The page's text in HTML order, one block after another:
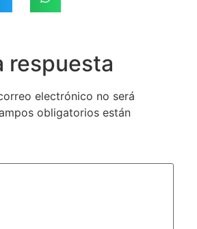
respuesta
electrónico no será
obligatorios están